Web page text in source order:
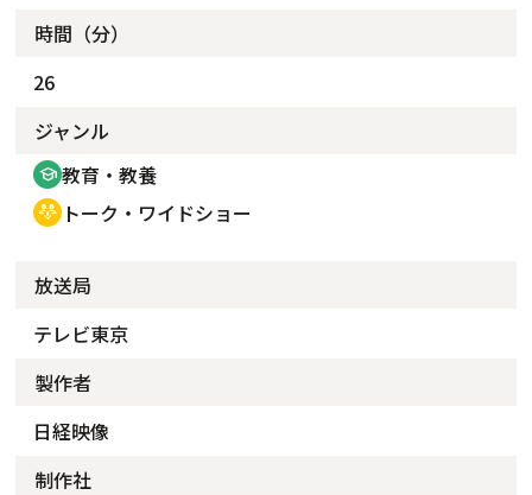
時間（分）
26
ジャンル
school 教育・教養
adaptive_audio_mic トーク・ワイドショー
放送局
テレビ東京
製作者
日経映像
制作社